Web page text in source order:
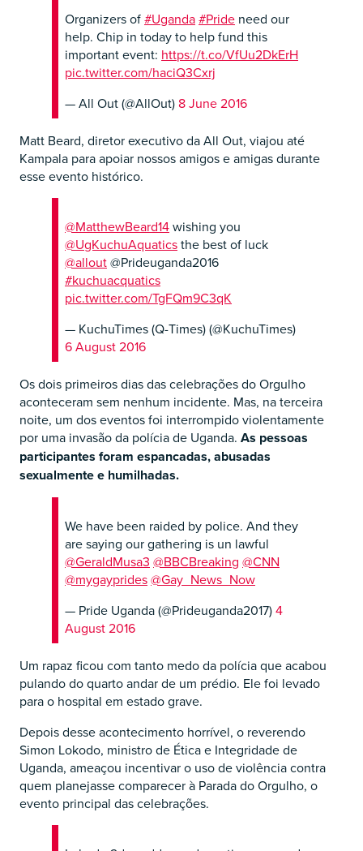
Organizers of#Uganda#Pride need our
help. Chip in today to help fund this
important event: https://t.co/VfUu2DkErH
pic.twitter.com/haciQ3Cxrj
— All Out (@AllOut) 8 June 2016
Matt Beard, diretor executivo da All Out, viajou até
Kampala para apoiar nossos amigos e amigas durante
esse evento histórico.
@MatthewBeard14wishing you
@UgKuchuAquaticsthe best of luck
@allout@Prideuganda2016
#kuchuacquatics
pic.twitter.com/TgFQm9C3qK
— KuchuTimes (Q-Times) (@KuchuTimes)
6 August 2016
Os dois primeiros dias das celebrações do Orgulho
aconteceram sem nenhum incidente. Mas, na terceira
noite, um dos eventos foi interrompido violentamente
por uma invasão da polícia de Uganda. As pessoas
participantes foram espancadas, abusadas
sexualmente e humilhadas.
We have been raided by police. And they
are saying our gathering is un lawful
@GeraldMusa3 @BBCBreaking @CNN
@mygayprides@Gay_News_Now
— Pride Uganda (@Prideuganda2017)4
August 2016
Um rapaz ficou com tanto medo da polícia que acabou
pulando do quarto andar de um prédio. Ele foi levado
para o hospital em estado grave.
Depois desse acontecimento horrível, o reverendo
Simon Lokodo, ministro de Ética e Integridade de
Uganda, ameaçou incentivar o uso de violência contra
quem planejasse comparecer à Parada do Orgulho, o
evento principal das celebrações.